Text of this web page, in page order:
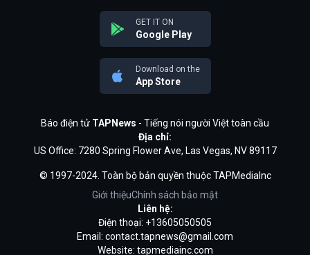
GET IT ON
Google Play
Download on the
App Store
Báo điện tử TAPNews - Tiếng nói người Việt toàn cầu
Địa chỉ:
US Office: 7280 Spring Flower Ave, Las Vegas, NV 89117
© 1997-2024. Toàn bộ bản quyền thuộc TAPMediaInc
Giới thiệuChính sách bảo mật
Liên hệ:
Điện thoại: +13605050505
Email: contact.tapnews@gmail.com
Website: tapmediainc.com